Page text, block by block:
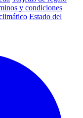
y condiciones
Estado del